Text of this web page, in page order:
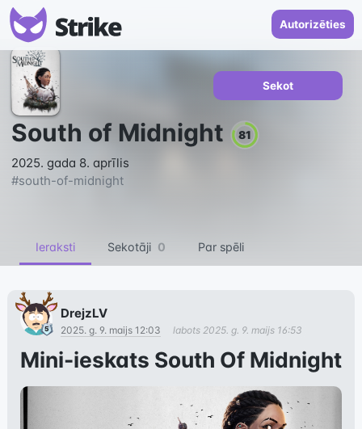
Autorizēties
South of Midnight 81
2025. gada 8. aprīlis
#south-of-midnight
Sekot
Ieraksti Sekotāji 0 Par spēli
DrejzLV
2025. g. 9. maijs 12:03 labots 2025. g. 9. maijs 16:53
Mini-ieskats South Of Midnight